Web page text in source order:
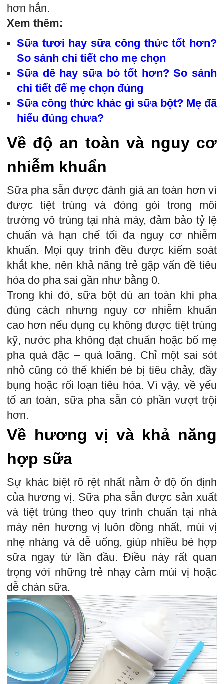
hơn hẳn.
Xem thêm:
Sữa tươi hay sữa công thức tốt hơn?
So sánh chi tiết cho mẹ chọn
Sữa dê hay sữa bò tốt hơn? So sánh
chi tiết để mẹ chọn đúng
Sữa công thức khác gì sữa bột? Mẹ đã
hiểu đúng chưa?
Về độ an toàn và nguy cơ
nhiễm khuẩn
Sữa pha sẵn được đánh giá an toàn hơn vì
được tiệt trùng và đóng gói trong môi
trường vô trùng tại nhà máy, đảm bảo tỷ lệ
chuẩn và hạn chế tối đa nguy cơ nhiễm
khuẩn. Mọi quy trình đều được kiểm soát
khắt khe, nên khả năng trẻ gặp vấn đề tiêu
hóa do pha sai gần như bằng 0.
Trong khi đó, sữa bột dù an toàn khi pha
đúng cách nhưng nguy cơ nhiễm khuẩn
cao hơn nếu dụng cụ không được tiệt trùng
kỹ, nước pha không đạt chuẩn hoặc bố mẹ
pha quá đặc – quá loãng. Chỉ một sai sót
nhỏ cũng có thể khiến bé bị tiêu chảy, đầy
bụng hoặc rối loạn tiêu hóa. Vì vậy, về yếu
tố an toàn, sữa pha sẵn có phần vượt trội
hơn.
Về hương vị và khả năng
hợp sữa
Sự khác biệt rõ rệt nhất nằm ở độ ổn định
của hương vị. Sữa pha sẵn được sản xuất
và tiệt trùng theo quy trình chuẩn tại nhà
máy nên hương vị luôn đồng nhất, mùi vị
nhẹ nhàng và dễ uống, giúp nhiều bé hợp
sữa ngay từ lần đầu. Điều này rất quan
trọng với những trẻ nhạy cảm mùi vị hoặc
dễ chán sữa.